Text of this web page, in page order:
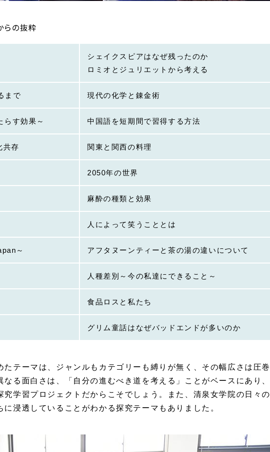
らの抜粋
シェイクスピアはなぜ残ったのか
ロミオとジュリエットから考える
まで 現代の化学と錬金術
らす効果～ 中国語を短期間で習得する方法
共存 関東と関西の料理
2050年の世界
麻酔の種類と効果
人によって笑うこととは
～ アフタヌーンティーと茶の湯の違いについて
人種差別～今の私達にできること～
食品ロスと私たち
グリム童話はなぜバッドエンドが多いのか
テーマは、ジャンルもカテゴリーも縛りが無く、その幅広さは圧巻
る面白さは、「自分の進むべき道を考える」ことがベースにあり、
究学習プロジェクトだからこそでしょう。また、清泉女学院の日々の
浸透していることがわかる探究テーマもありました。